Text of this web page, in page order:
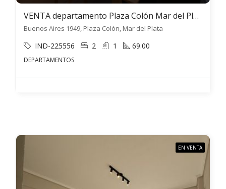
VENTA departamento Plaza Colón Mar del Plata 3 ambientes con cochera
Buenos Aires 1949, Plaza Colón, Mar del Plata
IND-225556 2 1 69.00
DEPARTAMENTOS
EN VENTA